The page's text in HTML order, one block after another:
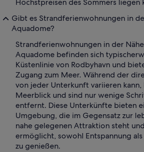
Höchstpreisen des Sommers liegen
Gibt es Strandferienwohnungen in
Aquadome?
Strandferienwohnungen in der
Aquadome befinden sich
Küstenlinie von Rodbyhavn und
Zugang zum Meer. Während der
von jeder Unterkunft variieren
Meerblick und sind nur wenige
entfernt. Diese Unterkünfte bieten
Umgebung, die im Gegensatz zur
nahe gelegenen Attraktion steht
ermöglicht, sowohl Entspannung
zu genießen.